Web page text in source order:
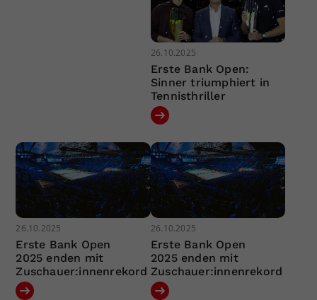
26.10.2025
Erste Bank Open:
Sinner triumphiert in
Tennisthriller
26.10.2025
Erste Bank Open
2025 enden mit
Zuschauer:innenrekord
26.10.2025
Erste Bank Open
2025 enden mit
Zuschauer:innenrekord